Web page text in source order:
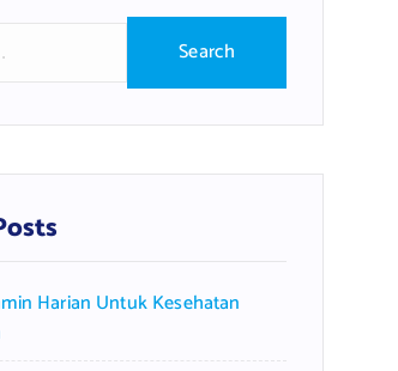
Harian Untuk Kesehatan